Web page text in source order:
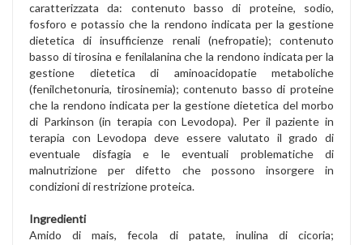
caratterizzata da: contenuto basso di proteine, sodio,
fosforo e potassio che la rendono indicata per la gestione
dietetica di insufficienze renali (nefropatie); contenuto
basso di tirosina e fenilalanina che la rendono indicata per la
gestione dietetica di aminoacidopatie metaboliche
(fenilchetonuria, tirosinemia); contenuto basso di proteine
che la rendono indicata per la gestione dietetica del morbo
di Parkinson (in terapia con Levodopa). Per il paziente in
terapia con Levodopa deve essere valutato il grado di
eventuale disfagia e le eventuali problematiche di
malnutrizione per difetto che possono insorgere in
condizioni di restrizione proteica.
Ingredienti
Amido di mais, fecola di patate, inulina di cicoria;